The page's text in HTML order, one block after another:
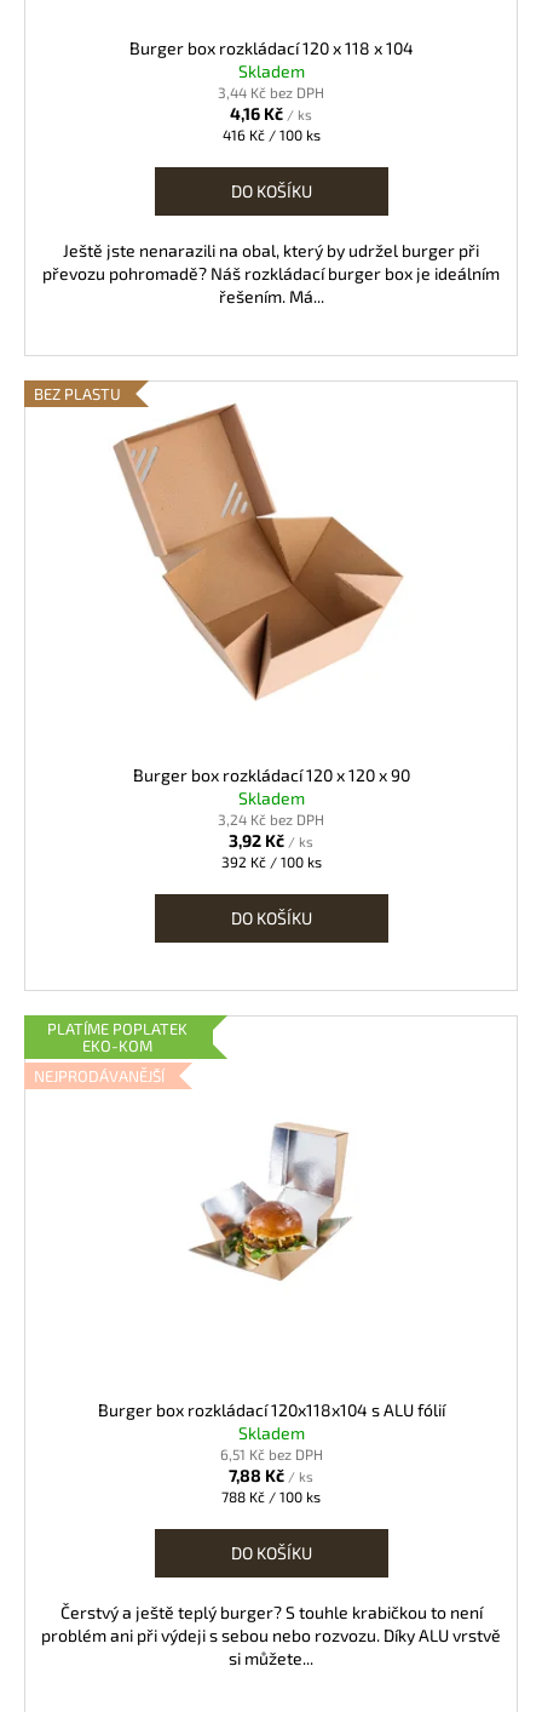
Burger box rozkládací 120 x 118 x 104
Skladem
3,44 Kč bez DPH
4,16 Kč / ks
Měrná
416 Kč / 100 ks
DO KOŠÍKU
Ještě jste nenarazili na obal, který by udržel burger při
převozu pohromadě? Náš rozkládací burger box je ideálním
řešením. Má...
BEZ PLASTU
Burger box rozkládací 120 x 120 x 90
Skladem
3,24 Kč bez DPH
3,92 Kč / ks
Měrná
392 Kč / 100 ks
DO KOŠÍKU
PLATÍME POPLATEK
EKO-KOM
NEJPRODÁVANĚJŠÍ
Burger box rozkládací 120x118x104 s ALU fólií
Skladem
6,51 Kč bez DPH
7,88 Kč / ks
Měrná
788 Kč / 100 ks
DO KOŠÍKU
Čerstvý a ještě teplý burger? S touhle krabičkou to není
problém ani při výdeji s sebou nebo rozvozu. Díky ALU vrstvě
si můžete...